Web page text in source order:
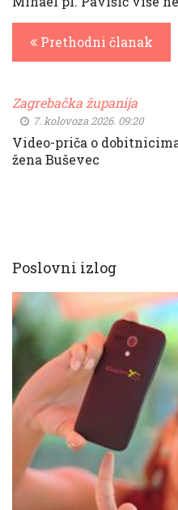
Prethodni članak
Zagrebačka županija
7. kolovoza 2026. 09:20
Video-priča o
žena Buševec
Poslovni izlog